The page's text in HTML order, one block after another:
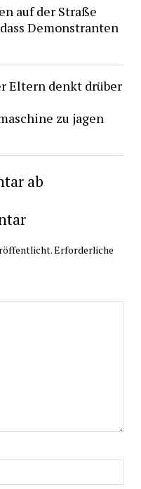
auf der Straße
Demonstranten
Eltern denkt drüber
zu jagen
ab
Erforderliche